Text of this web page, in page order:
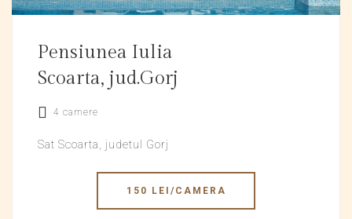
Pensiunea Iulia
Scoarta, jud.Gorj
4 camere
Sat Scoarta, judetul Gorj
150 LEI/CAMERA